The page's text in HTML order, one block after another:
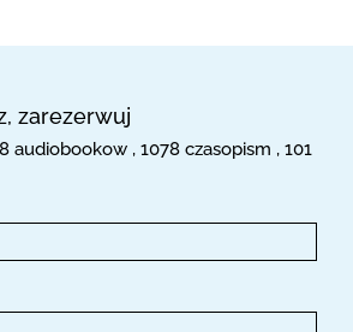
zarezerwuj
audiobookow , 1078 czasopism , 101